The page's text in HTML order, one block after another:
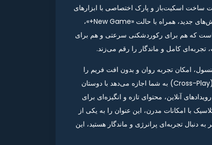
ساخت اسکیت‌باز و پارک اختصاصی با ابزارهای
پیشرفته، آزادی خلاقیت بی‌سابقه‌ای را فراهم می‌کند. اهداف و چالش‌های جدید، همراه با حالت «New Game+»،
است که هم برای رکوردشکنی سرعتی و هم برای
کامل و ماندگار را رقم می‌زند.
امکان تجربه روان و بدون افت فریم را
حتی در حالت دستی فراهم می‌کند. پشتیبانی از بازی میان‌پلتفرمی (Cross-Play) به شما اجازه می‌دهد با دوستان
آنلاین، محتوای تازه و انگیزه‌ای برای
با امکانات مدرن، این عنوان را به یکی از
دنبال تجربه‌ای پرانرژی و ماندگار هستید، این